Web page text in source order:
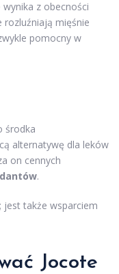
wynika z obecności
rozluźniają mięśnie
pomocny w
środka
alternatywę dla leków
on cennych
.
także wsparciem
Jocote